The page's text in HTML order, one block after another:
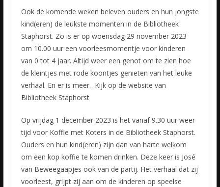
Ook de komende weken beleven ouders en hun jongste
kind(eren) de leukste momenten in de Bibliotheek
Staphorst. Zo is er op woensdag 29 november 2023
om 10.00 uur een voorleesmomentje voor kinderen
van 0 tot 4 jaar. Altijd weer een genot om te zien hoe
de kleintjes met rode koontjes genieten van het leuke
verhaal. En er is meer…Kijk op de website van
Bibliotheek Staphorst
Op vrijdag 1 december 2023 is het vanaf 9.30 uur weer
tijd voor Koffie met Koters in de Bibliotheek Staphorst.
Ouders en hun kind(eren) zijn dan van harte welkom
om een kop koffie te komen drinken. Deze keer is José
van Beweegaapjes ook van de partij. Het verhaal dat zij
voorleest, grijpt zij aan om de kinderen op speelse